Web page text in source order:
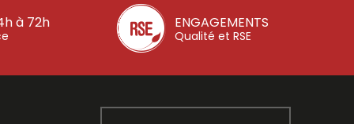
à 72h ENGAGEMENTS
Qualité et RSE